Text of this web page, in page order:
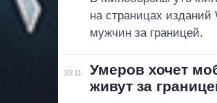
на страницах изданий
мужчин за границей.
10:11
Умеров хочет
живут за